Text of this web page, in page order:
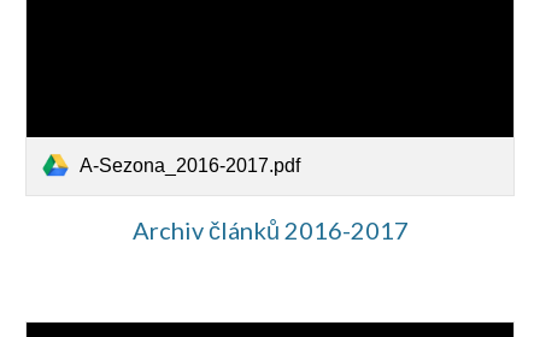
A-Sezona_2016-2017.pdf
Archiv článků 2016-2017